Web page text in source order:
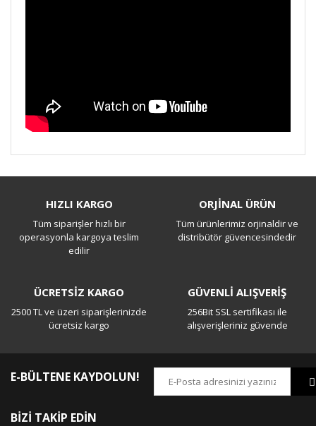
Yorum Yaz
HIZLI KARGO
Tüm siparişler hızlı bir
operasyonla kargoya teslim
edilir
ORJİNAL ÜRÜN
Tüm ürünlerimiz orjinaldir ve
distribütör güvencesindedir
ÜCRETSİZ KARGO
2500 TL ve üzeri siparişlerinizde
ücretsiz kargo
GÜVENLİ ALIŞVERİŞ
256Bit SSL sertifikası ile
alışverişleriniz güvende
E-BÜLTENE KAYDOLUN!
BİZİ TAKİP EDİN